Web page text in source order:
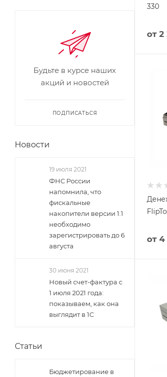
330
от 2
от 4
Будьте в курсе наших
акций и новостей
ПОДПИСАТЬСЯ
Новости
19 июля 2021
ФНС России
напомнила, что
фискальные
накопители версии 1.1
необходимо
зарегистрировать до 6
августа
30 июня 2021
Новый счет-фактура с
1 июля 2021 года:
показываем, как она
выглядит в 1С
Статьи
Бюджетирование в